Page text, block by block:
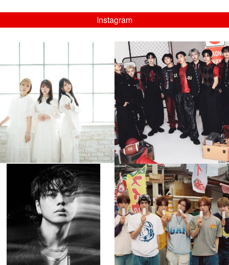
Instagram
💡8/5(水)特番放送！
...
8月 4
4 0
musicjapantv
💡08/05(水)23:00特番放送！
...
8月 4
4 0
musicjapantv
💡8月特番放送決定！
...
8月 4
90 0
musicjapantv
💡8月特番放送決定！
...
8月 4
5 0